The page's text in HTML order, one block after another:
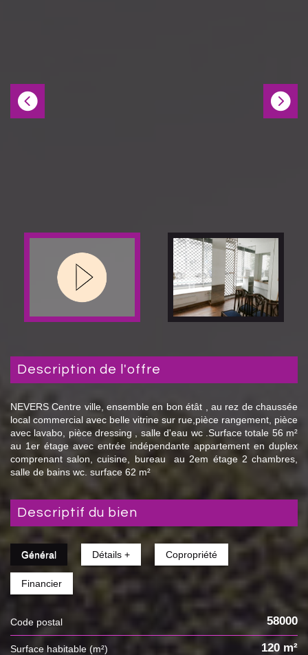
description de l'offre
NEVERS Centre ville, ensemble en bon étât , au rez de chaussée
local commercial avec belle vitrine sur rue,pièce rangement, pièce
avec lavabo, pièce dressing , salle d'eau wc .Surface totale 56 m²
au 1er étage avec entrée indépendante appartement en duplex
comprenant salon, cuisine, bureau au 2em étage 2 chambres,
salle de bains wc. surface 62 m²
descriptif du bien
Général Détails + Copropriété
Financier
Code postal 58000
Surface habitable (m²) 120 m²